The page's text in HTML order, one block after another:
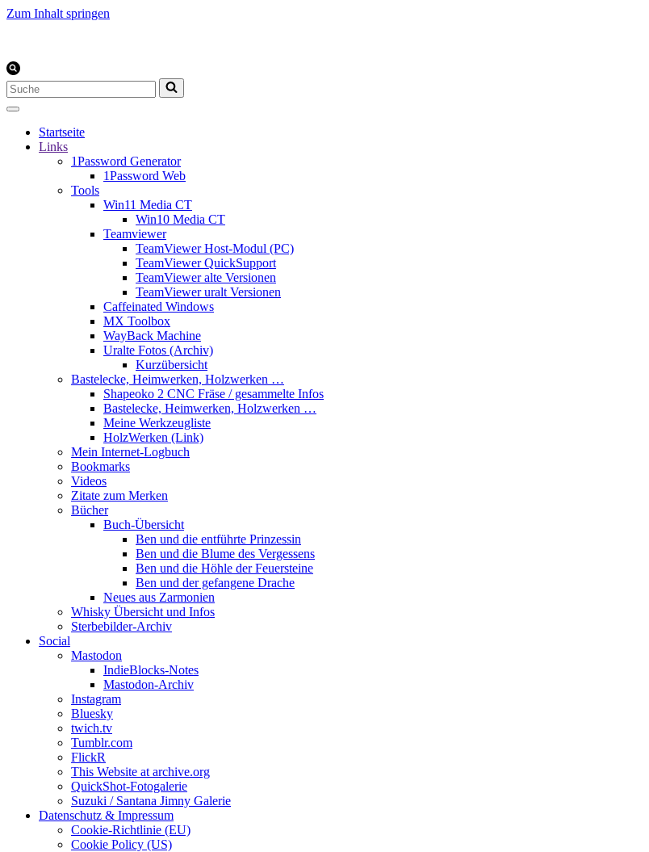
Zum Inhalt springen
Suchen
nach …
Startseite
Links
1Password Generator
1Password Web
Tools
Win11 Media CT
Win10 Media CT
Teamviewer
TeamViewer Host-Modul (PC)
TeamViewer QuickSupport
TeamViewer alte Versionen
TeamViewer uralt Versionen
Caffeinated Windows
MX Toolbox
WayBack Machine
Uralte Fotos (Archiv)
Kurzübersicht
Bastelecke, Heimwerken, Holzwerken …
Shapeoko 2 CNC Fräse / gesammelte Infos
Bastelecke, Heimwerken, Holzwerken …
Meine Werkzeugliste
HolzWerken (Link)
Mein Internet-Logbuch
Bookmarks
Videos
Zitate zum Merken
Bücher
Buch-Übersicht
Ben und die entführte Prinzessin
Ben und die Blume des Vergessens
Ben und die Höhle der Feuersteine
Ben und der gefangene Drache
Neues aus Zarmonien
Whisky Übersicht und Infos
Sterbebilder-Archiv
Social
Mastodon
IndieBlocks-Notes
Mastodon-Archiv
Instagram
Bluesky
twich.tv
Tumblr.com
FlickR
This Website at archive.org
QuickShot-Fotogalerie
Suzuki / Santana Jimny Galerie
Datenschutz & Impressum
Cookie-Richtlinie (EU)
Cookie Policy (US)